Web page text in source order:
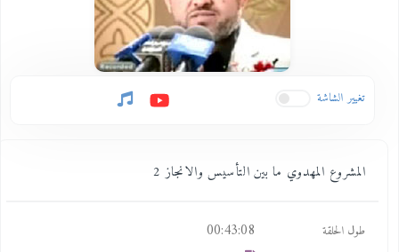
تغيير الشاشة
المشروع المهدوي ما بين التأسيس والانجاز 2
طول الحلقة 00:43:08